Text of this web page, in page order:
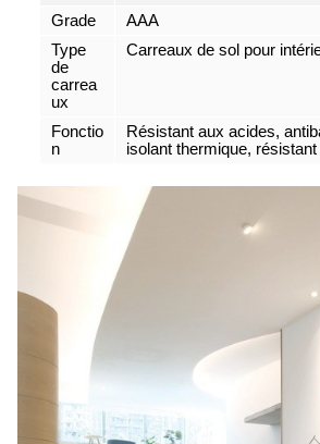
Grade
AAA
Type
de
carrea
ux
Carreaux de sol pour
Fonctio
n
Résistant aux acides,
isolant thermique, résistant